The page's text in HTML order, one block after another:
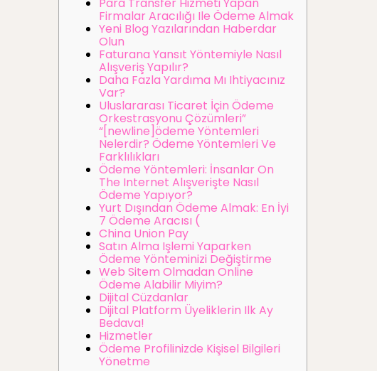
Para Transfer Hizmeti Yapan
Firmalar Aracılığı Ile Ödeme Almak
Yeni Blog Yazılarından Haberdar
Olun
Faturana Yansıt Yöntemiyle Nasıl
Alışveriş Yapılır?
Daha Fazla Yardıma Mı Ihtiyacınız
Var?
Uluslararası Ticaret İçin Ödeme
Orkestrasyonu Çözümleri”
“[newline]ödeme Yöntemleri
Nelerdir? Ödeme Yöntemleri Ve
Farklılıkları
Ödeme Yöntemleri: İnsanlar On
The Internet Alışverişte Nasıl
Ödeme Yapıyor?
Yurt Dışından Ödeme Almak: En İyi
7 Ödeme Aracısı (
China Union Pay
Satın Alma Işlemi Yaparken
Ödeme Yönteminizi Değiştirme
Web Sitem Olmadan Online
Ödeme Alabilir Miyim?
Dijital Cüzdanlar
Dijital Platform Üyeliklerin Ilk Ay
Bedava!
Hizmetler
Ödeme Profilinizde Kişisel Bilgileri
Yönetme